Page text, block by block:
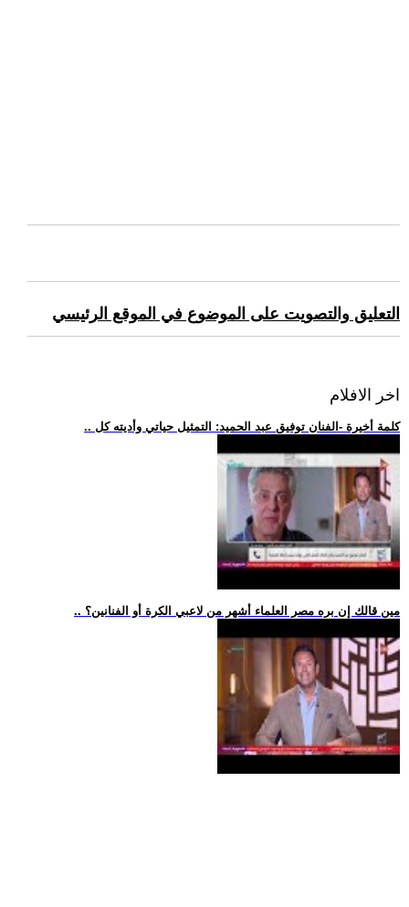
التعليق والتصويت على الموضوع في الموقع الرئيسي
اخر الافلام
.. كلمة أخيرة -الفنان توفيق عبد الحميد: التمثيل حياتي وأديته كل
.. مين قالك إن بره مصر العلماء أشهر من لاعبي الكرة أو الفنانين؟